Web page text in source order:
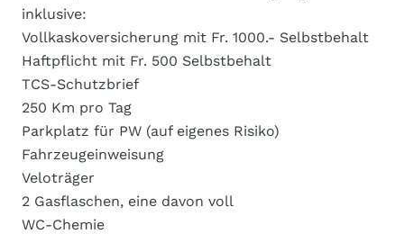
inklusive:
Vollkaskoversicherung mit Fr. 1000.- Selbstbehalt
Haftpflicht mit Fr. 500 Selbstbehalt
TCS-Schutzbrief
250 Km pro Tag
Parkplatz für PW (auf eigenes Risiko)
Fahrzeugeinweisung
Veloträger
2 Gasflaschen, eine davon voll
WC-Chemie